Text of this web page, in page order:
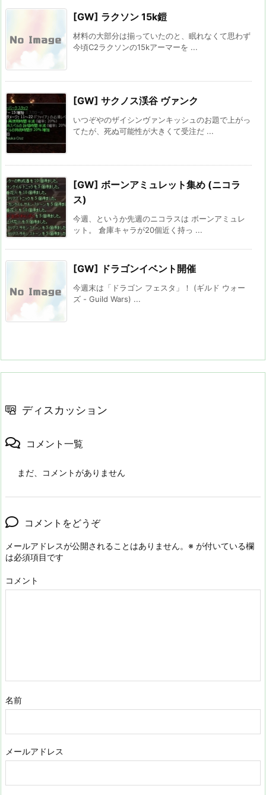
[GW] ラクソン 15k鎧
材料の大部分は揃っていたのと、眠れなくて思わず
今頃C2ラクソンの15kアーマーを ...
[GW] サクノス渓谷 ヴァンク
いつぞやのザイシンヴァンキッシュのお題で上がっ
てたが、死ぬ可能性が大きくて受注だ ...
[GW] ボーンアミュレット集め (ニコラ
ス)
今週、というか先週のニコラスは ボーンアミュレ
ット。 倉庫キャラが20個近く持っ ...
[GW] ドラゴンイベント開催
今週末は「ドラゴン フェスタ」！ (ギルド ウォー
ズ - Guild Wars) ...
ディスカッション
コメント一覧
まだ、コメントがありません
コメントをどうぞ
メールアドレスが公開されることはありません。 ※ が付いている欄
は必須項目です
コメント
名前
メールアドレス